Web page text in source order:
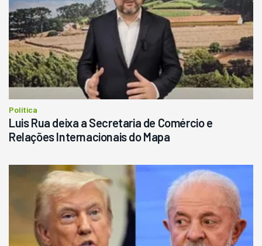
Política
Luis Rua deixa a Secretaria de Comércio e
Relações Internacionais do Mapa